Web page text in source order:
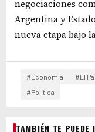
negociaciones
Argentina y
nueva etapa bajo
#Economía #El
#Política
TAMBIÉN TE PUEDE